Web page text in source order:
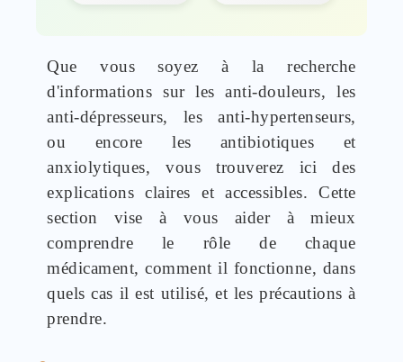
Que vous soyez à la recherche
d'informations sur les anti-douleurs, les
anti-dépresseurs, les anti-hypertenseurs,
ou encore les antibiotiques et
anxiolytiques, vous trouverez ici des
explications claires et accessibles. Cette
section vise à vous aider à mieux
comprendre le rôle de chaque
médicament, comment il fonctionne, dans
quels cas il est utilisé, et les précautions à
prendre.